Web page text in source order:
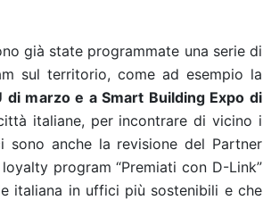
già state programmate una serie di
sul territorio, come ad esempio la
di marzo e a Smart Building Expo di
italiane, per incontrare di vicino i
anche la revisione del Partner
program “Premiati con D-Link”
italiana in uffici più sostenibili e che